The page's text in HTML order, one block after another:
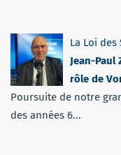
La Loi des
Jean-Paul
rôle de
Poursuite de notre
des années 6...